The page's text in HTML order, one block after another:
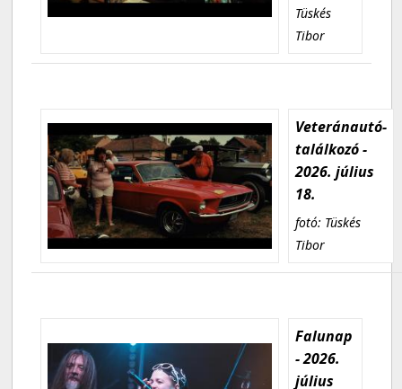
Tüskés
Tibor
Veteránautó-
találkozó -
2026. július
18.
fotó: Tüskés
Tibor
Falunap
- 2026.
július